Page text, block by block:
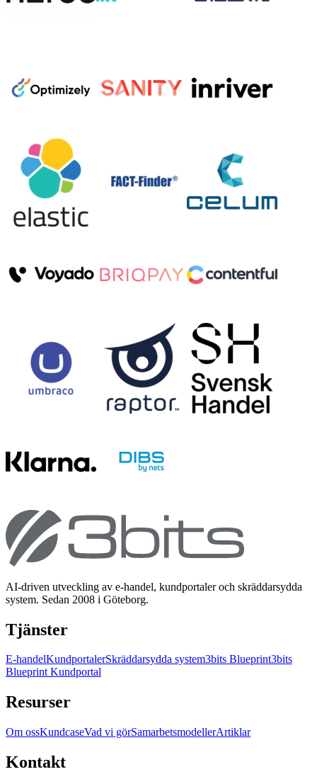
AI-driven utveckling av e-handel, kundportaler och skräddarsydda
system. Sedan 2008 i Göteborg.
Tjänster
E-handelKundportalerSkräddarsydda system3bits Blueprint3bits
Blueprint Kundportal
Resurser
Om ossKundcaseVad vi görSamarbetsmodellerArtiklar
Kontakt